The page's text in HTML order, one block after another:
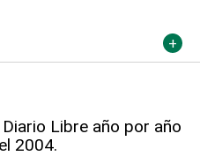
Libre año por año
2004.